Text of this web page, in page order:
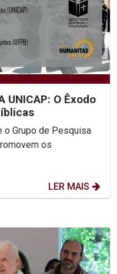
UNICAP: O Êxodo
o Grupo de Pesquisa
os
LER MAIS